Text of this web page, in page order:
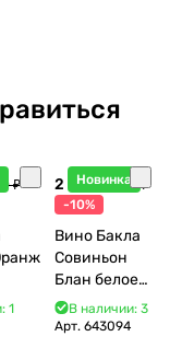
₽
1
Новинка
2 115 ₽2 350 ₽
-10%
Вино Бакла
Совиньон
Блан белое
сухое 750 мл
12%
В наличии: 3
Арт.643094